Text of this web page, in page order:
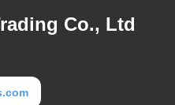
Co., Ltd